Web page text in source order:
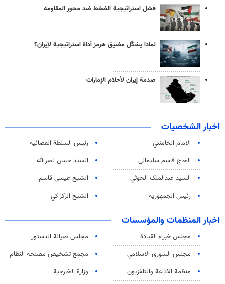
فشل استراتيجية الضغط ضد محور المقاومة
لماذا يشكّل مضيق هرمز أداة استراتيجية لإيران؟
صدمة إيران لأحلام الإمارات
اخبار الشخصيات
الامام الخامنئي
رئیس السلطة القضائیة
الحاج قاسم سليماني
السيد حسن نصرالله
السید عبدالملک الحوثي
الشيخ عيسى قاسم
رئيس الجمهورية
الشيخ الزكزاكي
اخبار المنظمات والمؤسسات
مجلس خبراء القيادة
مجلس صيانة الدستور
مجلس الشورى الاسلامي
مجمع تشخيص مصلحة النظام
منظمة الاذاعة والتلفزیون
وزارة الخارجية